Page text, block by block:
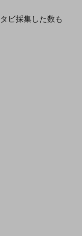
ビ採集した数も